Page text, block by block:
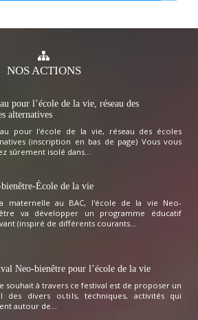
NOSACTIONS
pour l’école de la vie, réseau des
alternatives
pour l'école de la vie, réseau des écoles
(inscription en bas de page) Vous vous
sûrement isolé dans...
École de la vie
maternelle au BAC, l'école de la vie Neo-
va développer un programme éducatif
(inspiré de différents courants...
Neo-bienêtre pour l’école de la vie
souhait à travers ce festival est de proposer un
des divers outils, techniques, activités qui
autour de...